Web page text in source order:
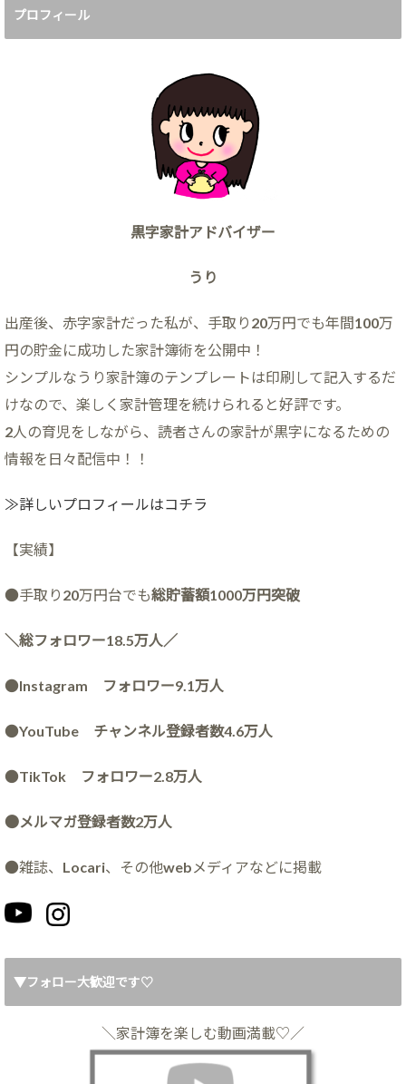
プロフィール
黒字家計アドバイザー
うり
出産後、赤字家計だった私が、手取り20万円でも年間100万
円の貯金に成功した家計簿術を公開中！
シンプルなうり家計簿のテンプレートは印刷して記入するだ
けなので、楽しく家計管理を続けられると好評です。
2人の育児をしながら、読者さんの家計が黒字になるための
情報を日々配信中！！
≫詳しいプロフィールはコチラ
【実績】
●手取り20万円台でも総貯蓄額1000万円突破
＼総フォロワー18.5万人／
●Instagram フォロワー9.1万人
●YouTube チャンネル登録者数4.6万人
●TikTok フォロワー2.8万人
●メルマガ登録者数2万人
●雑誌、Locari、その他webメディアなどに掲載
▼フォロー大歓迎です♡
＼家計簿を楽しむ動画満載♡／